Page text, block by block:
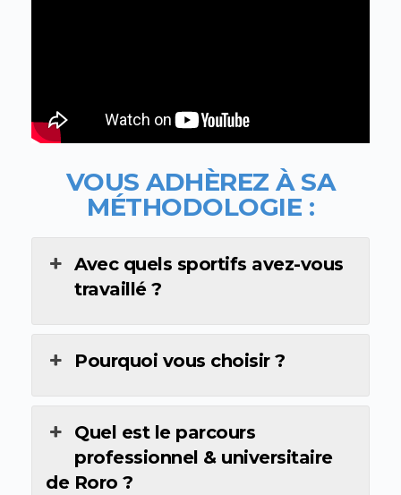
VOUS ADHÈREZ À SA
MÉTHODOLOGIE :
Avec quels sportifs avez-vous
travaillé ?
Pourquoi vous choisir ?
Quel est le parcours
professionnel & universitaire
de Roro ?